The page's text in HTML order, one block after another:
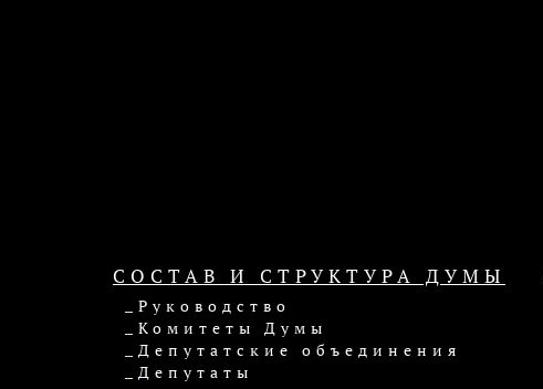
СОСТАВ И СТРУКТУРА ДУМЫ
Руководство
Комитеты Думы
Депутатские объединения
Депутаты